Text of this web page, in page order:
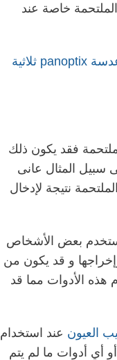
خاصة عند
5 أشياء يجب معرفتها حول عدسة panoptix ثلاثية
فقد يكون ذلك
سبيل المثال عانى
نتيجة لإدخال
بعض الأشخاص
و قد يكون من
الأدوات مما قد
العيون عند استخدام
أي أدوات ما لم يتم